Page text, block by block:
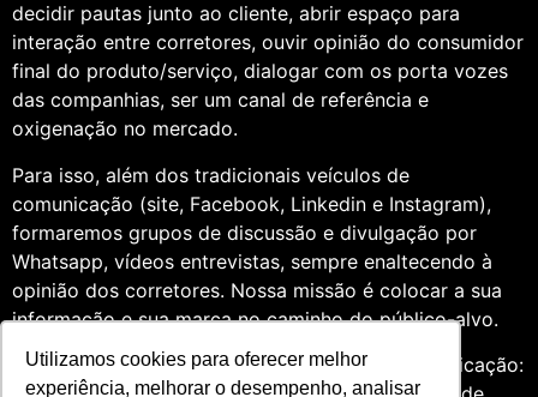
Utilizamos cookies para oferecer melhor
experiência, melhorar o desempenho, analisar
decidir pautas junto ao cliente, abrir espaço para
interação entre corretores, ouvir opinião do consumidor
final do produto/serviço, dialogar com os porta vozes
das companhias, ser um canal de referência e
oxigenação no mercado.
Para isso, além dos tradicionais veículos de
comunicação (site, Facebook, Linkedin e Instagram),
formaremos grupos de discussão e divulgação por
Whatsapp, vídeos entrevistas, sempre enaltecendo à
opinião dos corretores. Nossa missão é colocar a sua
informação e sua marca no caminho do público-alvo.
Somos profissionais formados na área de comunicação: